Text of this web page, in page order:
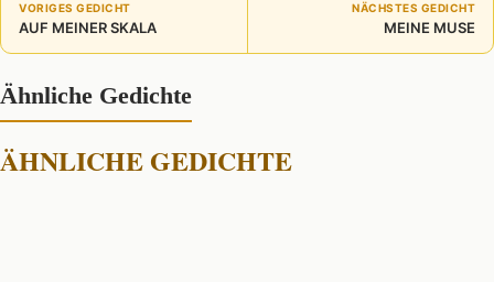
VORIGES GEDICHT
AUF MEINER SKALA
NÄCHSTES GEDICHT
MEINE MUSE
Ähnliche Gedichte
ÄHNLICHE GEDICHTE